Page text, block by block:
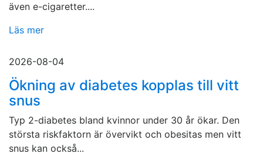
även e-cigaretter....
Läs mer
2026-08-04
Ökning av diabetes kopplas till vitt
snus
Typ 2-diabetes bland kvinnor under 30 år ökar. Den
största riskfaktorn är övervikt och obesitas men vitt
snus kan också...